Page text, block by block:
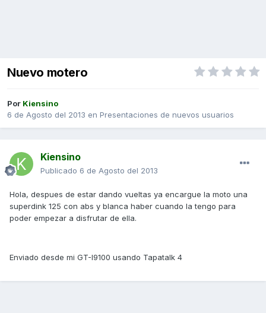
Nuevo motero
Por Kiensino
6 de Agosto del 2013 en Presentaciones de nuevos usuarios
Kiensino
Publicado 6 de Agosto del 2013
Hola, despues de estar dando vueltas ya encargue la moto una
superdink 125 con abs y blanca haber cuando la tengo para
poder empezar a disfrutar de ella.
Enviado desde mi GT-I9100 usando Tapatalk 4